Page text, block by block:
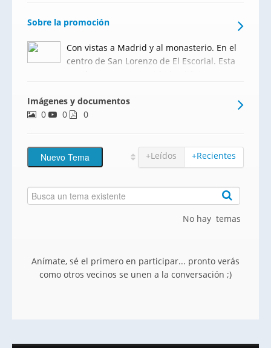
Sobre la promoción
Con vistas a Madrid y al monasterio. En el
centro de San Lorenzo de El Escorial. Esta
FINANCIACIÓN 100%. No la dejes escapar.
Por qué. Porque en Altter hemos
Imágenes y documentos
0
0 0
+Leídos +Recientes
No hay temas
Anímate, sé el primero en participar... pronto verás
como otros vecinos se unen a la conversación ;)